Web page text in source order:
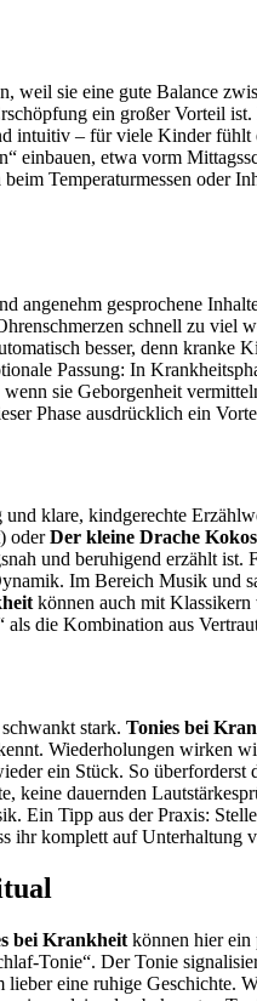
weil sie eine gute Balance
ein großer Vorteil
– für viele Kinder fühlt
einbauen, etwa vorm
Temperaturmessen oder
angenehm gesprochene
schnell zu viel
besser, denn kranke
Passung: In
sie Geborgenheit
Phase ausdrücklich ein
klare, kindgerechte
oderDer kleine Drache
und beruhigend erzählt ist.
Im Bereich Musik und
können auch mit Klassikern
die Kombination aus
stark. Tonies bei
Wiederholungen wirken
ein Stück. So
keine dauernden
Ein Tipp aus der Praxis:
ihr komplett auf Unterhaltung
bei Krankheit können hier ein
Tonie“. Der Tonie
eine ruhige Geschichte.